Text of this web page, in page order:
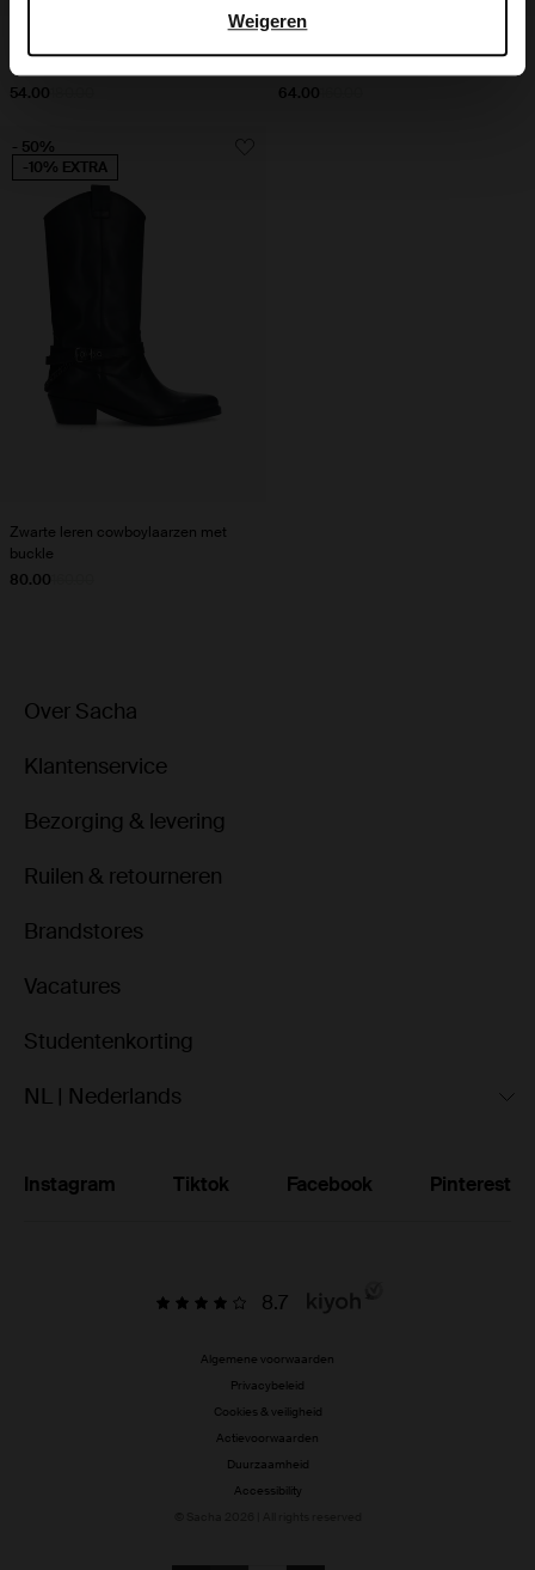
Weigeren
54.00 64.00
Zwarte leren cowboylaarzen met
buckle
80.00
- 50%
-10% EXTRA
Over Sacha
Klantenservice
Bezorging & levering
Ruilen & retourneren
Brandstores
Vacatures
Studentenkorting
NL | Nederlands
Instagram Tiktok Facebook Pinterest
8.7
Algemene voorwaarden
Privacybeleid
Cookies & veiligheid
Actievoorwaarden
Duurzaamheid
Accessibility